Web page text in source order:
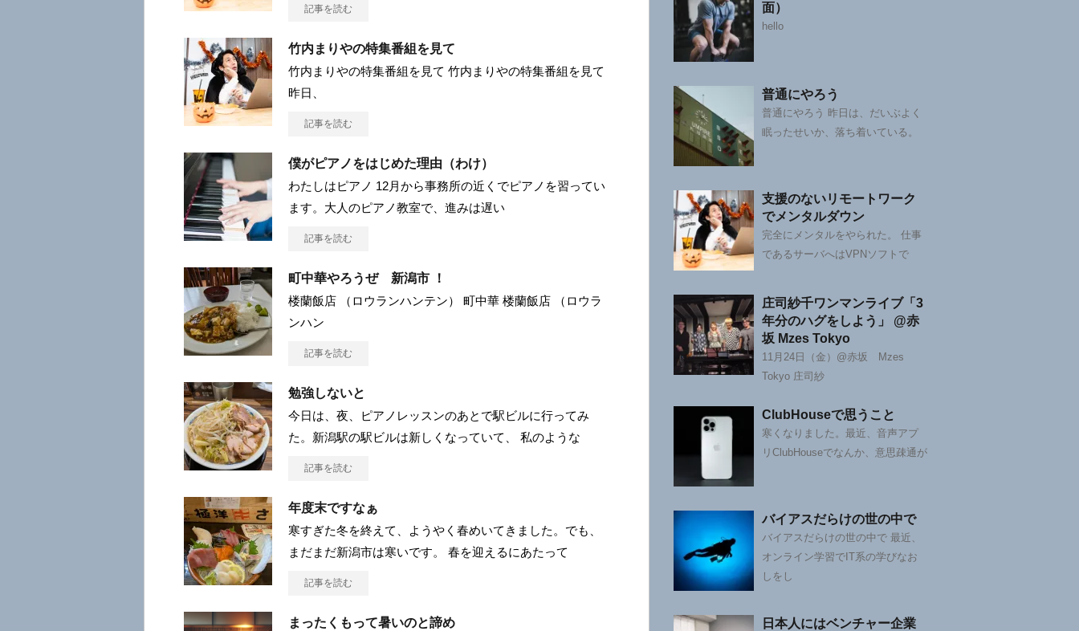
記事を読む
竹内まりやの特集番組を見て
竹内まりやの特集番組を見て 竹内まりやの特集番組を見て
昨日、
記事を読む
僕がピアノをはじめた理由（わけ）
わたしはピアノ 12月から事務所の近くでピアノを習ってい
ます。大人のピアノ教室で、進みは遅い
記事を読む
町中華やろうぜ 新潟市 ！
楼蘭飯店 （ロウランハンテン） 町中華 楼蘭飯店 （ロウラ
ンハン
記事を読む
勉強しないと
今日は、夜、ピアノレッスンのあとで駅ビルに行ってみ
た。新潟駅の駅ビルは新しくなっていて、 私のような
記事を読む
年度末ですなぁ
寒すぎた冬を終えて、ようやく春めいてきました。でも、
まだまだ新潟市は寒いです。 春を迎えるにあたって
記事を読む
まったくもって暑いのと諦め
面）
hello
普通にやろう
普通にやろう 昨日は、だいぶよく
眠ったせいか、落ち着いている。
支援のないリモートワーク
でメンタルダウン
完全にメンタルをやられた。 仕事
であるサーバへはVPNソフトで
庄司紗千ワンマンライブ「3
年分のハグをしよう」 @赤
坂 Mzes Tokyo
11月24日（金）@赤坂 Mzes
Tokyo 庄司紗
ClubHouseで思うこと
寒くなりました。最近、音声アプ
リClubHouseでなんか、意思疎通が
バイアスだらけの世の中で
バイアスだらけの世の中で 最近、
オンライン学習でIT系の学びなお
しをし
日本人にはベンチャー企業